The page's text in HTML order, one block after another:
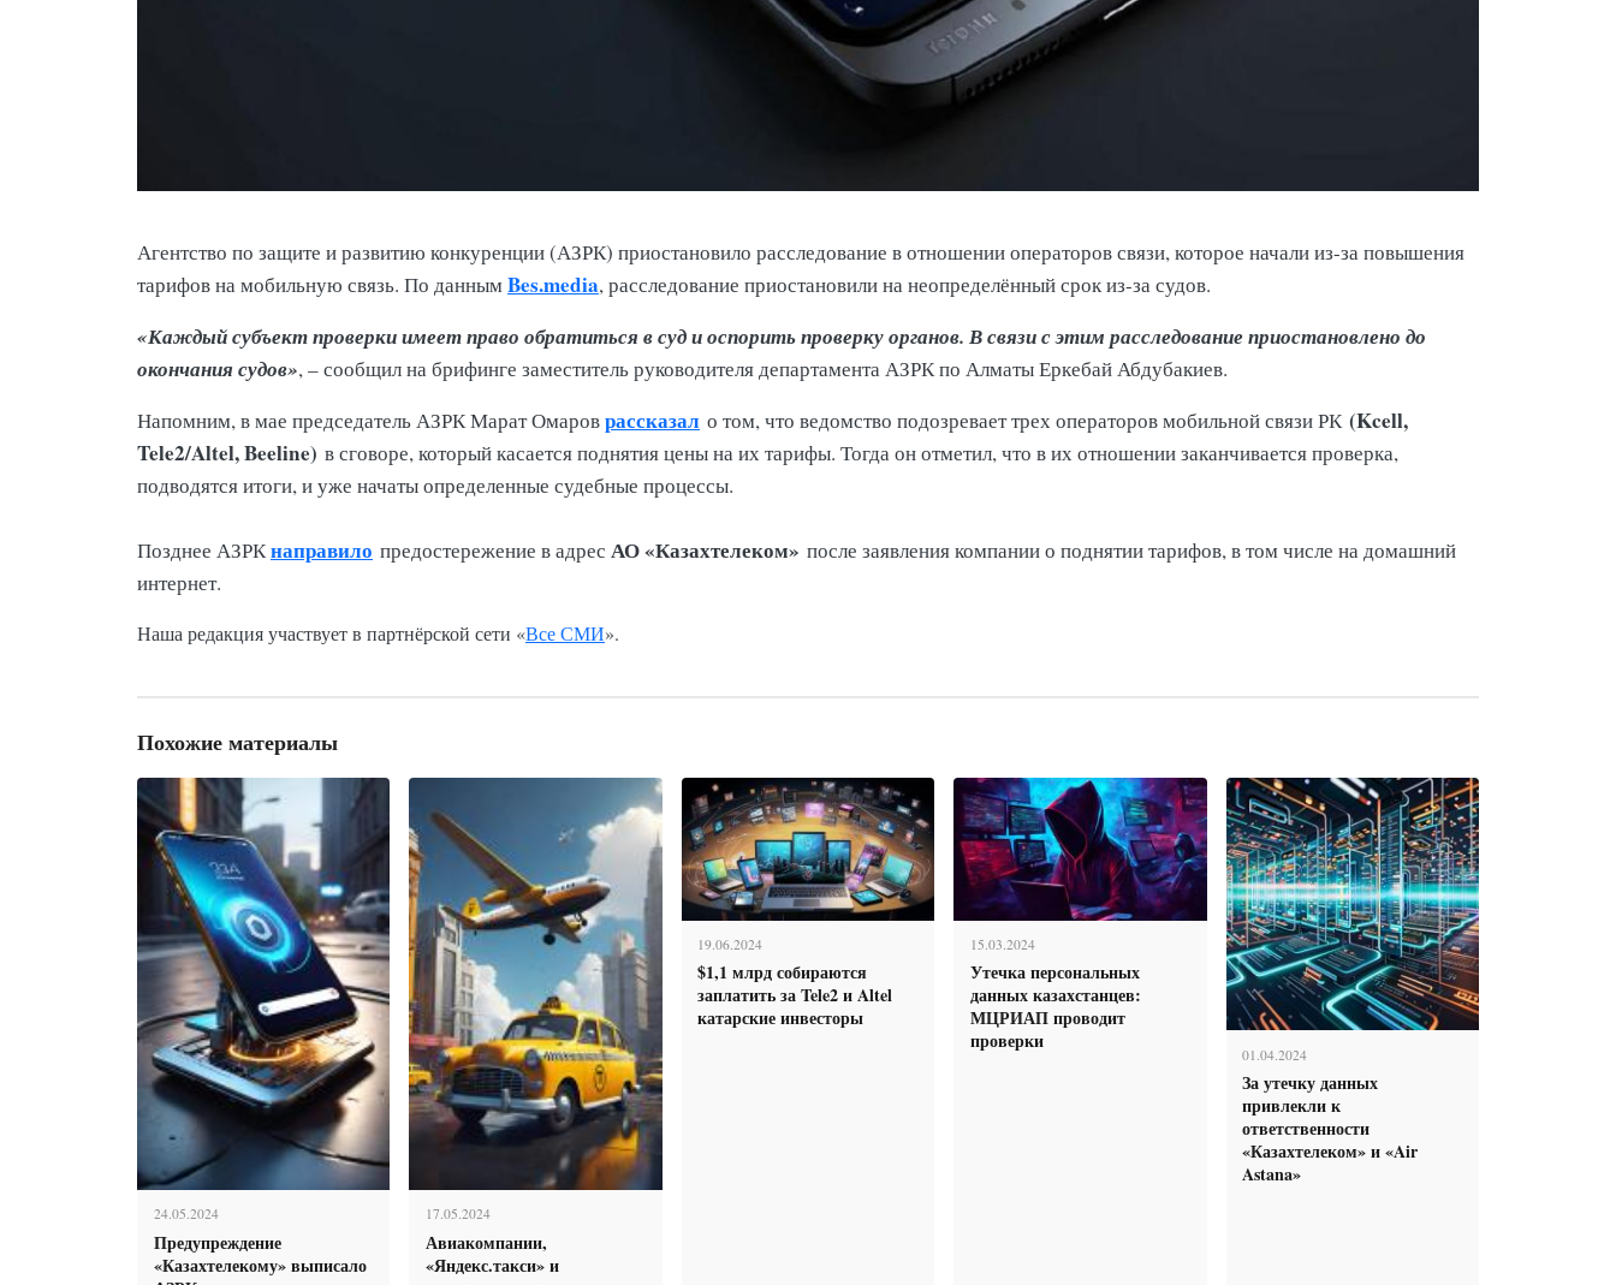
Агентство по защите и развитию конкуренции (АЗРК) приостановило расследование в отношении операторов связи, которое начали из-за повышения
тарифов на мобильную связь. По даннымBes.media, расследование приостановили на неопределённый срок из-за судов.
«Каждый субъект проверки имеет право обратиться в суд и оспорить проверку органов. В связи с этим расследование приостановлено до
окончания судов», – сообщил на брифинге заместитель руководителя департамента АЗРК по Алматы Еркебай Абдубакиев.
Напомним, в мае председатель АЗРК Марат Омароврассказал о том, что ведомство подозревает трех операторов мобильной связи РК(Kcell,
Tele2/Altel, Beeline) в сговоре, который касается поднятия цены на их тарифы. Тогда он отметил, что в их отношении заканчивается проверка,
подводятся итоги, и уже начаты определенные судебные процессы.
Позднее АЗРКнаправило предостережение в адрес АО «Казахтелеком» после заявления компании о поднятии тарифов, в том числе на домашний
интернет.
Наша редакция участвует в партнёрской сети «Все СМИ».
Похожие материалы
24.05.2024
Предупреждение
«Казахтелекому» выписало
17.05.2024
Авиакомпании,
«Яндекс.такси» и
19.06.2024
$1,1 млрд собираются
заплатить за Tele2 и Altel
катарские инвесторы
15.03.2024
Утечка персональных
данных казахстанцев:
МЦРИАП проводит
проверки
01.04.2024
За утечку данных
привлекли к
ответственности
«Казахтелеком» и «Air
Astana»